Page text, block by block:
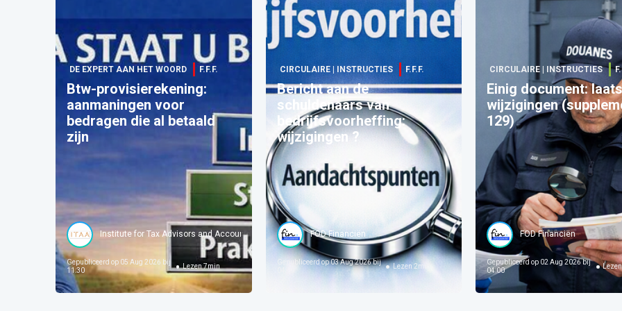
DE EXPERT AAN HET WOORD F.F.F.
Btw-provisierekening:
aanmaningen voor
bedragen die al betaald
zijn
Institute for Tax Advisors and Accountants
Gepubliceerd op 05 Aug 2026 bij
11:30
Lezen7min
CIRCULAIRE | INSTRUCTIES F.F.F.
Bericht aan de
schuldenaars van
bedrijfsvoorheffing:
wijzigingen ?
FOD Financiën
Gepubliceerd op03 Aug 2026 bij
Lezen 2min
CIRCULAIRE | INSTRUCTIES
Einig document:
wijzigingen
129)
FOD Financiën
Gepubliceerd op 02 Aug 2026 bij
04:00
Lezen